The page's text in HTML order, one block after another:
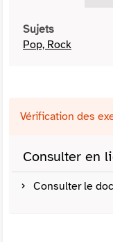
Sujets
Pop, Rock
Vérification des
Consulter en
Consulter le